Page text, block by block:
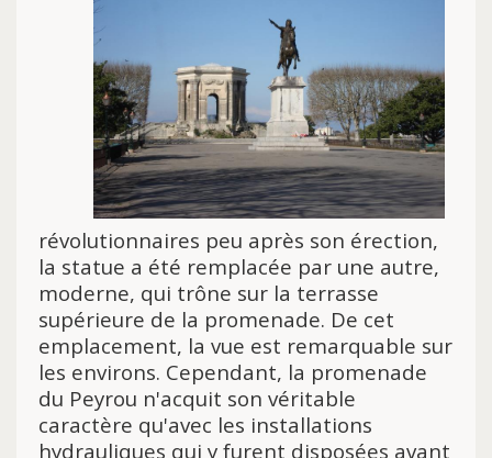
révolutionnaires peu après son érection,
la statue a été remplacée par une autre,
moderne, qui trône sur la terrasse
supérieure de la promenade. De cet
emplacement, la vue est remarquable sur
les environs. Cependant, la promenade
du Peyrou n'acquit son véritable
caractère qu'avec les installations
hydrauliques qui y furent disposées avant